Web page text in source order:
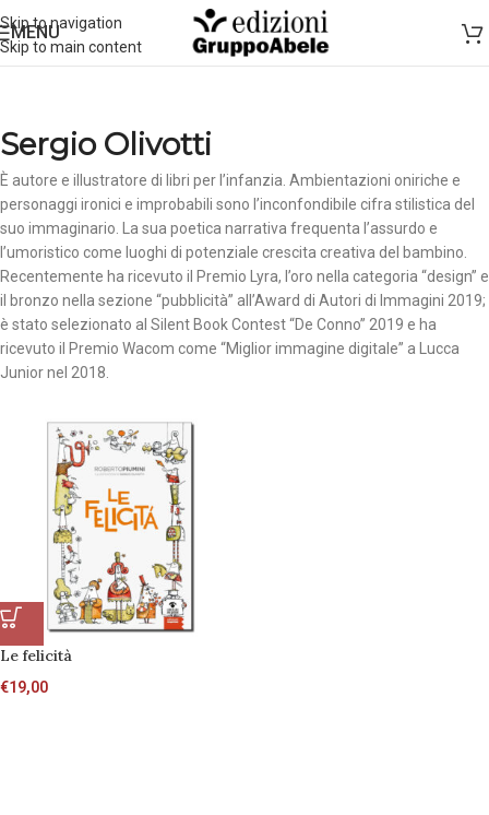
Skip to navigation
Skip to main content
MENU
Sergio Olivotti
È autore e illustratore di libri per l’infanzia. Ambientazioni oniriche e
personaggi ironici e improbabili sono l’inconfondibile cifra stilistica del
suo immaginario. La sua poetica narrativa frequenta l’assurdo e
l’umoristico come luoghi di potenziale crescita creativa del bambino.
Recentemente ha ricevuto il Premio Lyra, l’oro nella categoria “design” e
il bronzo nella sezione “pubblicità” all’Award di Autori di Immagini 2019;
è stato selezionato al Silent Book Contest “De Conno” 2019 e ha
ricevuto il Premio Wacom come “Miglior immagine digitale” a Lucca
Junior nel 2018.
Le felicità
€19,00